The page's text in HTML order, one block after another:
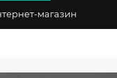
магазин